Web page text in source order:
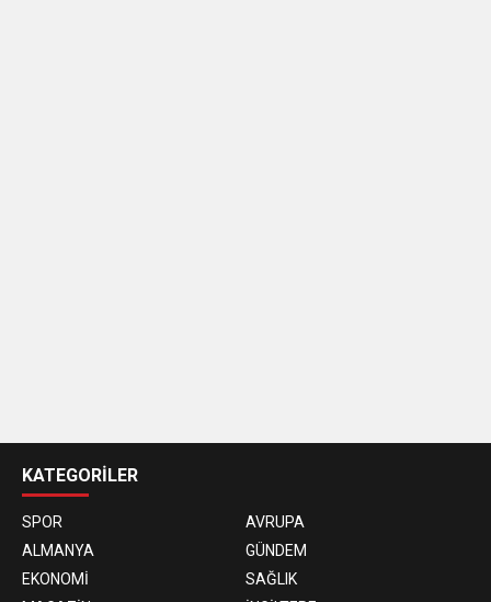
siteleri
KATEGORİLER
SPOR
AVRUPA
ALMANYA
GÜNDEM
EKONOMİ
SAĞLIK